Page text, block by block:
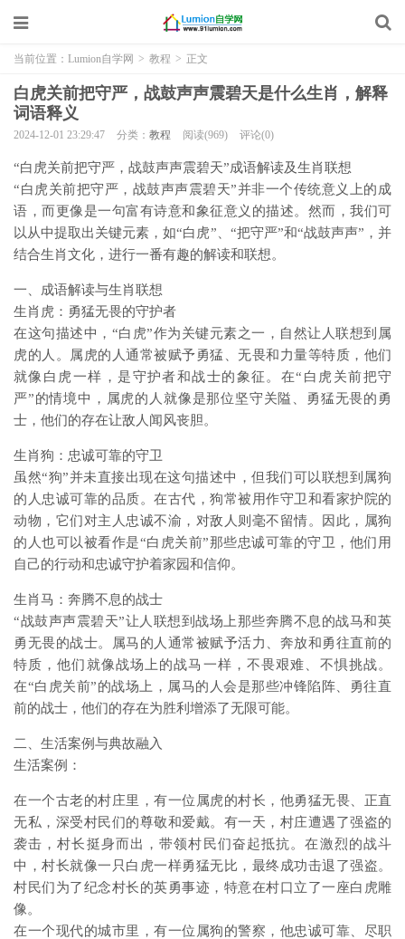
当前位置： Lumion自学网 > 教程 > 正文
白虎关前把守严，战鼓声声震碧天是什么生肖，解释
词语释义
2024-12-01 23:29:47 分类： 教程 阅读(969) 评论(0)
“白虎关前把守严，战鼓声声震碧天”成语解读及生肖联想
“白虎关前把守严，战鼓声声震碧天”并非一个传统意义上的成
语，而更像是一句富有诗意和象征意义的描述。然而，我们可
以从中提取出关键元素，如“白虎”、“把守严”和“战鼓声声”，并
结合生肖文化，进行一番有趣的解读和联想。
一、成语解读与生肖联想
生肖虎：勇猛无畏的守护者
在这句描述中，“白虎”作为关键元素之一，自然让人联想到属
虎的人。属虎的人通常被赋予勇猛、无畏和力量等特质，他们
就像白虎一样，是守护者和战士的象征。在“白虎关前把守
严”的情境中，属虎的人就像是那位坚守关隘、勇猛无畏的勇
士，他们的存在让敌人闻风丧胆。
生肖狗：忠诚可靠的守卫
虽然“狗”并未直接出现在这句描述中，但我们可以联想到属狗
的人忠诚可靠的品质。在古代，狗常被用作守卫和看家护院的
动物，它们对主人忠诚不渝，对敌人则毫不留情。因此，属狗
的人也可以被看作是“白虎关前”那些忠诚可靠的守卫，他们用
自己的行动和忠诚守护着家园和信仰。
生肖马：奔腾不息的战士
“战鼓声声震碧天”让人联想到战场上那些奔腾不息的战马和英
勇无畏的战士。属马的人通常被赋予活力、奔放和勇往直前的
特质，他们就像战场上的战马一样，不畏艰难、不惧挑战。
在“白虎关前”的战场上，属马的人会是那些冲锋陷阵、勇往直
前的战士，他们的存在为胜利增添了无限可能。
二、生活案例与典故融入
生活案例：
在一个古老的村庄里，有一位属虎的村长，他勇猛无畏、正直
无私，深受村民们的尊敬和爱戴。有一天，村庄遭遇了强盗的
袭击，村长挺身而出，带领村民们奋起抵抗。在激烈的战斗
中，村长就像一只白虎一样勇猛无比，最终成功击退了强盗。
村民们为了纪念村长的英勇事迹，特意在村口立了一座白虎雕
像。
在一个现代的城市里，有一位属狗的警察，他忠诚可靠、尽职